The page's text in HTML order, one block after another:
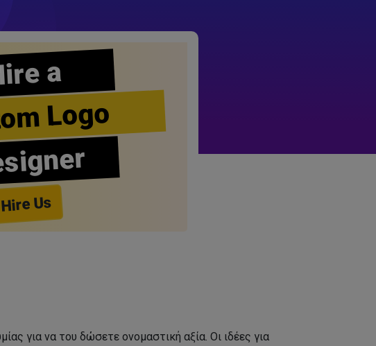
a
Logo
Hire Us
για να του δώσετε ονομαστική αξία. Οι ιδέες για